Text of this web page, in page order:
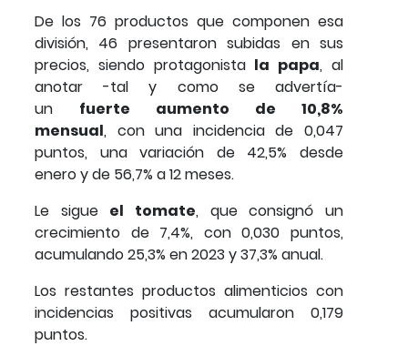
De los 76 productos que componen esa
división, 46 presentaron subidas en sus
precios, siendo protagonista la papa, al
anotar -tal y como se advertía-
un fuerte aumento de 10,8%
mensual, con una incidencia de 0,047
puntos, una variación de 42,5% desde
enero y de 56,7% a 12 meses.
Le sigue el tomate, que consignó un
crecimiento de 7,4%, con 0,030 puntos,
acumulando 25,3% en 2023 y 37,3% anual.
Los restantes productos alimenticios con
incidencias positivas acumularon 0,179
puntos.